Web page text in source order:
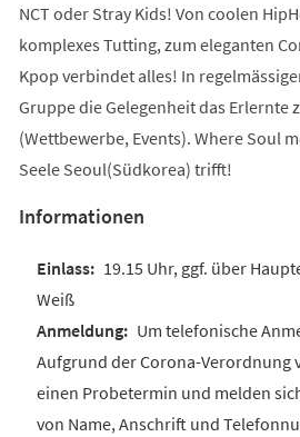
NCT oder Stray Kids! Von coolen
komplexes Tutting, zum eleganten
Kpop verbindet alles! In
Gruppe die Gelegenheit das Erlernte
(Wettbewerbe, Events). Where Soul
Seele Seoul(Südkorea) trifft!
Informationen
19.15 Uhr, ggf. über
Weiß
Um telefonische
Aufgrund der Corona-Verordnung
einen Probetermin und melden
von Name, Anschrift und